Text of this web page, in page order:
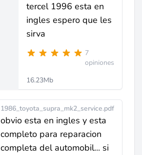
tercel 1996 esta en
ingles espero que les
sirva
7
opiniones
16.23Mb
1986_toyota_supra_mk2_service.pdf
obvio esta en ingles y esta
completo para reparacion
completa del automobil... si